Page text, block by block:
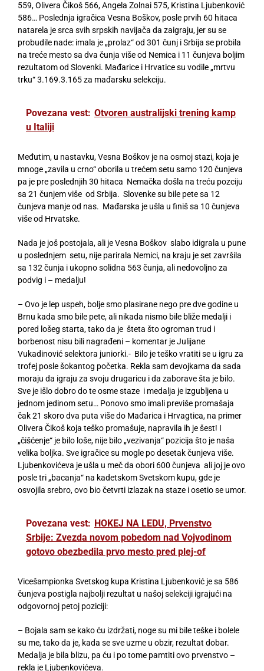
559, Olivera Čikoš 566, Angela Zolnai 575, Kristina Ljubenković
586… Poslednja igračica Vesna Boškov, posle prvih 60 hitaca
natarela je srca svih srpskih navijača da zaigraju, jer su se
probudile nade: imala je „prolaz“ od 301 čunj i Srbija se probila
na treće mesto sa dva čunja više od Nemica i 11 čunjeva boljim
rezultatom od Slovenki. Mađarice i Hrvatice su vodile „mrtvu
trku“ 3.169.3.165 za mađarsku selekciju.
Povezana vest: Otvoren australijski trening kamp
u Italiji
Međutim, u nastavku, Vesna Boškov je na osmoj stazi, koja je
mnoge „zavila u crno“ oborila u trećem setu samo 120 čunjeva
pa je pre poslednjih 30 hitaca Nemačka došla na treću pozciju
sa 21 čunjem više od Srbija. Slovenke su bile pete sa 12
čunjeva manje od nas. Mađarska je ušla u finiš sa 10 čunjeva
više od Hrvatske.
Nada je još postojala, ali je Vesna Boškov slabo idigrala u pune
u poslednjem setu, nije parirala Nemici, na kraju je set završila
sa 132 čunja i ukopno solidna 563 čunja, ali nedovoljno za
podvig i – medalju!
– Ovo je lep uspeh, bolje smo plasirane nego pre dve godine u
Brnu kada smo bile pete, ali nikada nismo bile bliže medalji i
pored lošeg starta, tako da je šteta što ogroman trud i
borbenost nisu bili nagrađeni – komentar je Julijane
Vukadinović selektora juniorki.- Bilo je teško vratiti se u igru za
trofej posle šokantog početka. Rekla sam devojkama da sada
moraju da igraju za svoju drugaricu i da zaborave šta je bilo.
Sve je išlo dobro do te osme staze i medalja je izgubljena u
jednom jedinom setu… Ponovo smo imali previše promašaja
čak 21 skoro dva puta više do Mađarica i Hrvagtica, na primer
Olivera Čikoš koja teško promašuje, napravila ih je šest! I
„čišćenje“ je bilo loše, nije bilo „vezivanja“ pozicija što je naša
velika boljka. Sve igračice su mogle po desetak čunjeva više.
Ljubenkovićeva je ušla u meč da obori 600 čunjeva ali joj je ovo
posle tri „bacanja“ na kadetskom Svetskom kupu, gde je
osvojila srebro, ovo bio četvrti izlazak na staze i osetio se umor.
Povezana vest: HOKEJ NA LEDU, Prvenstvo
Srbije: Zvezda novom pobedom nad Vojvodinom
gotovo obezbedila prvo mesto pred plej-of
Vicešampionka Svetskog kupa Kristina Ljubenković je sa 586
čunjeva postigla najbolji rezultat u našoj selekciji igrajući na
odgovornoj petoj poziciji:
– Bojala sam se kako ću izdržati, noge su mi bile teške i bolele
su me, tako da je, kada se sve uzme u obzir, rezultat dobar.
Medalja je bila blizu, pa ću i po tome pamtiti ovo prvenstvo –
rekla je Ljubenkovićeva.